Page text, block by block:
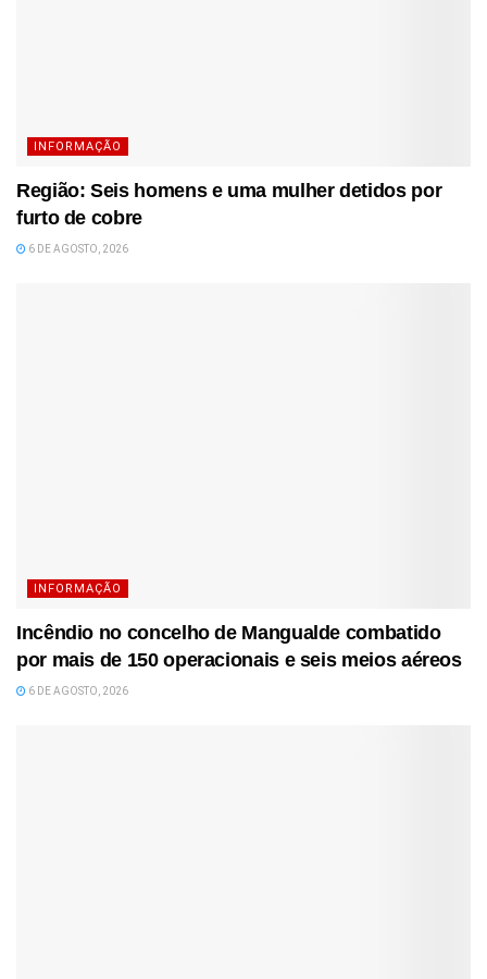
INFORMAÇÃO
Região: Seis homens e uma mulher detidos por
furto de cobre
6 DE AGOSTO, 2026
INFORMAÇÃO
Incêndio no concelho de Mangualde combatido
por mais de 150 operacionais e seis meios aéreos
6 DE AGOSTO, 2026